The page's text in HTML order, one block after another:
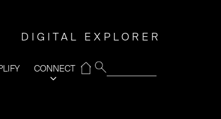
DIGITAL EXPLORER
CONNECT
⌂